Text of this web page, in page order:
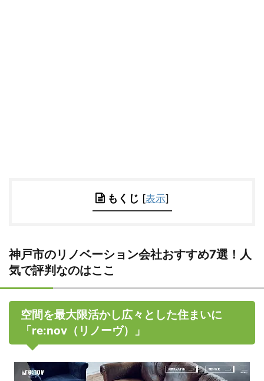
もくじ [表示]
神戸市のリノベーション会社おすすめ7選！人
気で評判なのはここ
空間を最大限活かし広々とした住まいに
「re:nov（リノーヴ）」